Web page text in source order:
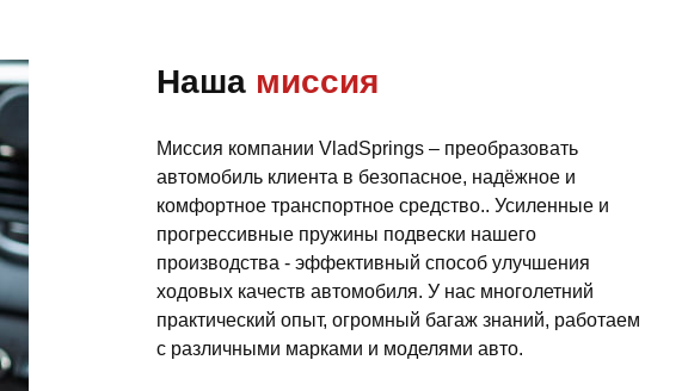
Наша миссия
Миссия компании VladSprings – преобразовать
автомобиль клиента в безопасное, надëжное и
комфортное транспортное средство.. Усиленные и
прогрессивные пружины подвески нашего
производства - эффективный способ улучшения
ходовых качеств автомобиля. У нас многолетний
практический опыт, огромный багаж знаний, работаем
с различными марками и моделями авто.